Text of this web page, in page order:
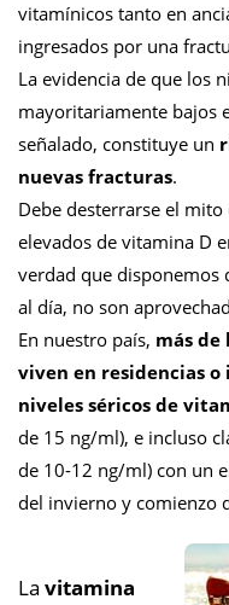
vitamínicos tanto en
ingresados por una
La evidencia de que los
mayoritariamente bajos
señalado, constituye un
nuevas fracturas.
Debe desterrarse el mito
elevados de vitamina D
verdad que disponemos
al día, no son
En nuestro país, más de
viven en residencias
niveles séricos de
de 15 ng/ml), e incluso
de 10-12 ng/ml) con un
del invierno y comienzo
La vitamina